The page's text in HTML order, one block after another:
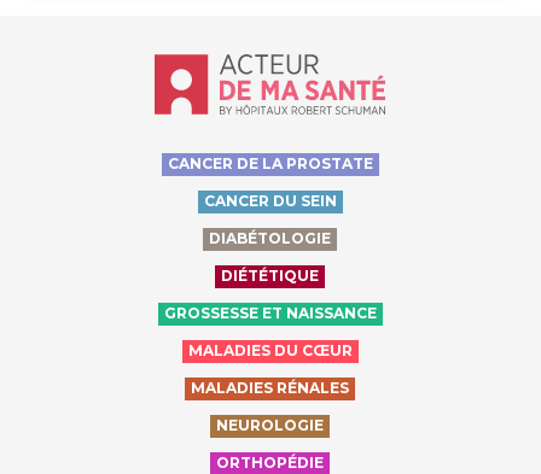
Accueil - Acteur de ma santé, by
CANCER DE LA PROSTATE
CANCER DU SEIN
DIABÉTOLOGIE
DIÉTÉTIQUE
GROSSESSE ET NAISSANCE
MALADIES DU CŒUR
MALADIES RÉNALES
NEUROLOGIE
ORTHOPÉDIE